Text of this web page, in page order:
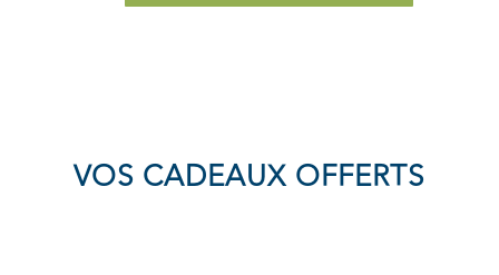
VOS CADEAUX OFFERTS